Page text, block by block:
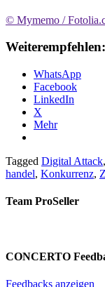
© Mymemo /
Weiterempfehlen:
WhatsApp
Facebook
LinkedIn
X
Mehr
Tagged Digital Attack,
handel, Konkurrenz,
Team ProSeller
CONCERTO
Feedbacks anzeigen